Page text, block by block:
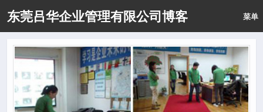
东莞吕华企业管理有限公司博客 菜单